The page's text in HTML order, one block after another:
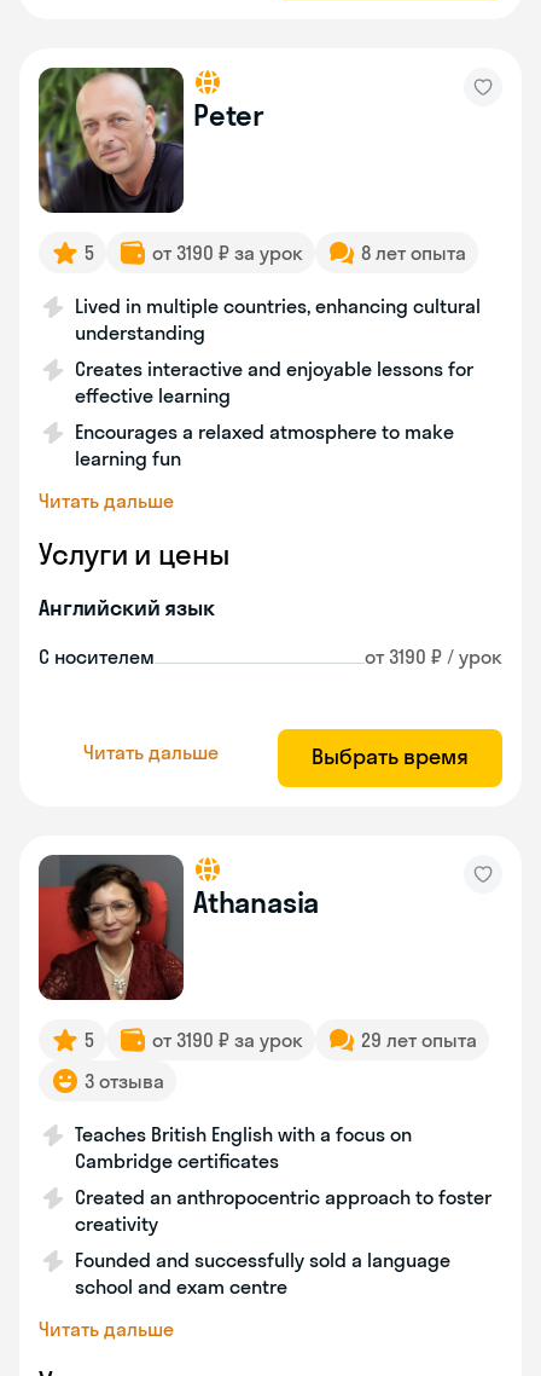
Peter
5 от 3190 ₽ за урок 8 лет опыта
Lived in multiple countries, enhancing cultural
understanding
Creates interactive and enjoyable lessons for
effective learning
Encourages a relaxed atmosphere to make
learning fun
Читать дальше
Услуги и цены
Английский язык
С носителем от 3190 ₽ / урок
Читать дальше Выбрать время
Athanasia
5 от 3190 ₽ за урок
29 лет опыта
3 отзыва
Teaches British English with a focus on
Cambridge certificates
Created an anthropocentric approach to foster
creativity
Founded and successfully sold a language
school and exam centre
Читать дальше